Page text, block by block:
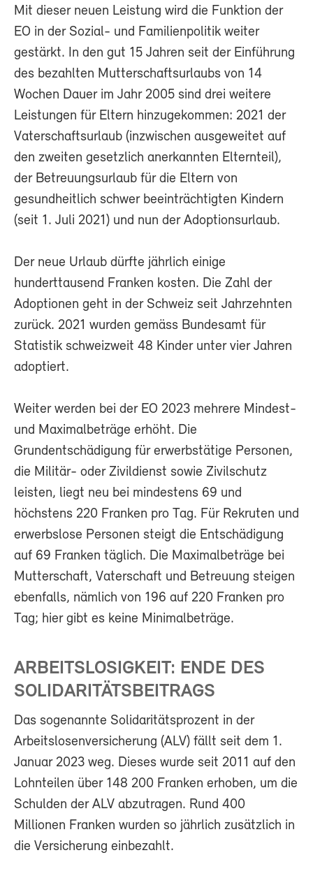
Mit dieser neuen Leistung wird die Funktion der
EO in der Sozial- und Familienpolitik weiter
gestärkt. In den gut 15 Jahren seit der Einführung
des bezahlten Mutterschaftsurlaubs von 14
Wochen Dauer im Jahr 2005 sind drei weitere
Leistungen für Eltern hinzugekommen: 2021 der
Vaterschaftsurlaub (inzwischen ausgeweitet auf
den zweiten gesetzlich anerkannten Elternteil),
der Betreuungsurlaub für die Eltern von
gesundheitlich schwer beeinträchtigten Kindern
(seit 1. Juli 2021) und nun der Adoptionsurlaub.
Der neue Urlaub dürfte jährlich einige
hunderttausend Franken kosten. Die Zahl der
Adoptionen geht in der Schweiz seit Jahrzehnten
zurück. 2021 wurden gemäss Bundesamt für
Statistik schweizweit 48 Kinder unter vier Jahren
adoptiert.
Weiter werden bei der EO 2023 mehrere Mindest-
und Maximalbeträge erhöht. Die
Grundentschädigung für erwerbstätige Personen,
die Militär- oder Zivildienst sowie Zivilschutz
leisten, liegt neu bei mindestens 69 und
höchstens 220 Franken pro Tag. Für Rekruten und
erwerbslose Personen steigt die Entschädigung
auf 69 Franken täglich. Die Maximalbeträge bei
Mutterschaft, Vaterschaft und Betreuung steigen
ebenfalls, nämlich von 196 auf 220 Franken pro
Tag; hier gibt es keine Minimalbeträge.
ARBEITSLOSIGKEIT: ENDE DES
SOLIDARITÄTSBEITRAGS
Das sogenannte Solidaritätsprozent in der
Arbeitslosenversicherung (ALV) fällt seit dem 1.
Januar 2023 weg. Dieses wurde seit 2011 auf den
Lohnteilen über 148 200 Franken erhoben, um die
Schulden der ALV abzutragen. Rund 400
Millionen Franken wurden so jährlich zusätzlich in
die Versicherung einbezahlt.